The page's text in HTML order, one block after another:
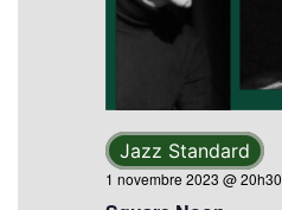
1 novembre 2023 @ 20h30
Jazz Standard